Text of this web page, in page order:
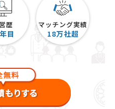
歴
年目
マッチング実績
18万社超